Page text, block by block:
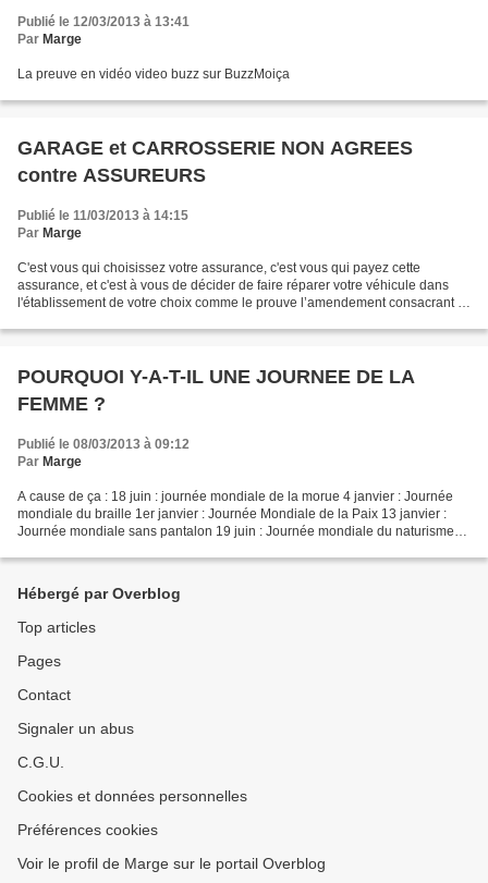
Publié le 12/03/2013 à 13:41
Par Marge
La preuve en vidéo video buzz sur BuzzMoiça
GARAGE et CARROSSERIE NON AGREES
contre ASSUREURS
Publié le 11/03/2013 à 14:15
Par Marge
C'est vous qui choisissez votre assurance, c'est vous qui payez cette
assurance, et c'est à vous de décider de faire réparer votre véhicule dans
l'établissement de votre choix comme le prouve l’amendement consacrant le
POURQUOI Y-A-T-IL UNE JOURNEE DE LA
FEMME ?
Publié le 08/03/2013 à 09:12
Par Marge
A cause de ça : 18 juin : journée mondiale de la morue 4 janvier : Journée
mondiale du braille 1er janvier : Journée Mondiale de la Paix 13 janvier :
Journée mondiale sans pantalon 19 juin : Journée mondiale du naturisme
Hébergé par Overblog
Top articles
Pages
Contact
Signaler un abus
C.G.U.
Cookies et données personnelles
Préférences cookies
Voir le profil de Marge sur le portail Overblog